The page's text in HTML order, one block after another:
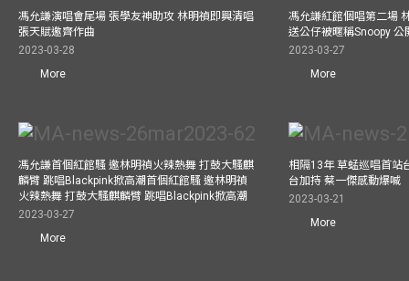
馮允謙演唱會尾場 張學友神助攻 林明禎即興清唱
張天賦邀齊作曲
2023-03-28
More
馮允謙紅館個唱第二場
送公仔被暱稱Snoopy 公
2023-03-27
More
馮允謙首個紅館騷 邀林明禎火辣熱舞 打鼓大騷麒
麟臂 跳唱Blackpink掀高潮首個紅館騷 邀林明禎
火辣熱舞 打鼓大騷麒麟臂 跳唱Blackpink掀高潮
2023-03-27
More
相隔13年 草蜢巡唱首站
台加持 蔡一傑感動爆喊
2023-03-21
More